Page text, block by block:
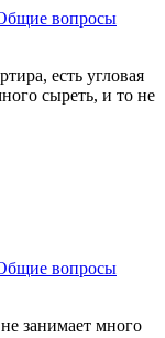
вопросы
есть угловая
сыреть, и то не
вопросы
занимает много